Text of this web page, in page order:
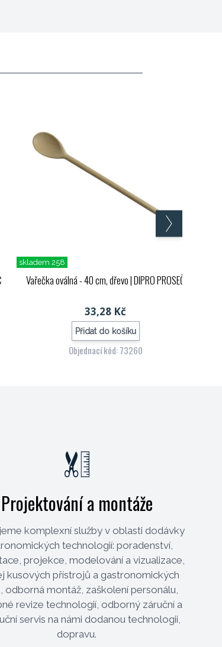
skladem 258
Vařečka oválná - 40 cm, dřevo| DIPRO PROSEČ
33,28 Kč
Přidat do košíku
Objednací kód: 73260
Projektování a montáže
komplexní služby v oblasti dodávky
technologií: poradenství,
projekce, modelování a vizualizace,
kusových přístrojů a gastronomických
odborná montáž, zaškolení personálu,
revize technologií, odborný záruční a
servis na námi dodanou technologii,
dopravu.